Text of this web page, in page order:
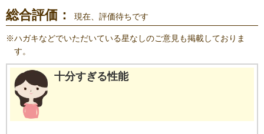
総合評価： 現在、評価待ちです
※ハガキなどでいただいている星なしのご意見も掲載しておりま
す。
十分すぎる性能